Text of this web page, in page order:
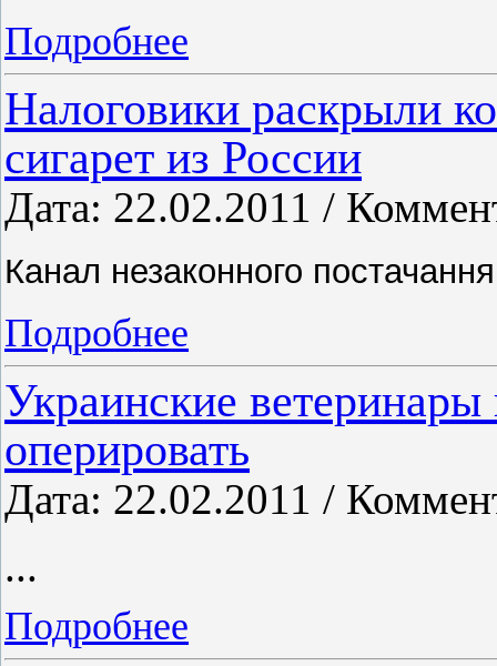
Подробнее
Налоговики раскрыли
сигарет из России
Дата: 22.02.2011 /
Канал незаконного
Подробнее
Украинские
оперировать
Дата: 22.02.2011 /
...
Подробнее